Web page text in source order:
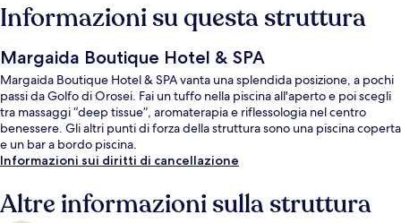
Informazioni su questa struttura
Margaida Boutique Hotel & SPA
Margaida Boutique Hotel & SPA vanta una splendida posizione, a pochi
passi da Golfo di Orosei. Fai un tuffo nella piscina all'aperto e poi scegli
tra massaggi “deep tissue”, aromaterapia e riflessologia nel centro
benessere. Gli altri punti di forza della struttura sono una piscina coperta
e un bar a bordo piscina.
Informazioni sui diritti di cancellazione
Altre informazioni sulla struttura